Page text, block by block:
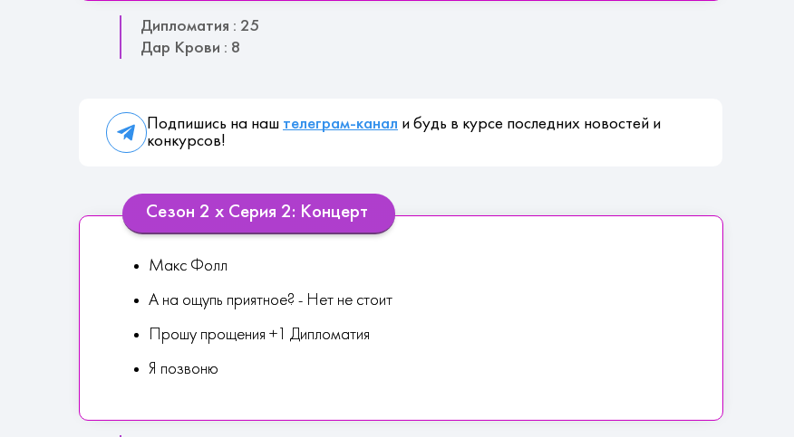
Дипломатия : 25
Дар Крови : 8
Подпишись на наш телеграм-канал и будь в курсе последних новостей и
конкурсов!
Сезон 2 х Серия 2: Концерт
Макс Фолл
А на ощупь приятное? - Нет не стоит
Прошу прощения +1 Дипломатия
Я позвоню